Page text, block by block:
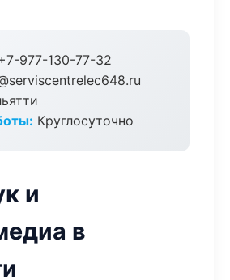
977-130-77-32
Круглосуточно
и
в